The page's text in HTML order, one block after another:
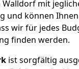
Walldorf mit
und können
wir für jedes
finden werden.
ist sorgfältig